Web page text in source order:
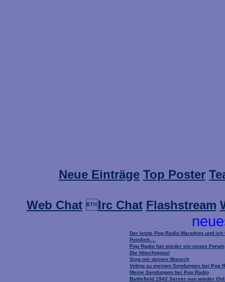
Neue Einträge Top Poster
Web ChatIrc Chat Flashstream
Der letzte Pop Radio Marathon und
Peinlich....
Pop Radio hat wieder ein neues Forum
Die Hitschnipsel
Sing mir deinen Wunsch
Voting zu meinen Sendungen bei Pop
Meine Sendungen bei Pop Radio
Battlefield 1942 Server nun wieder